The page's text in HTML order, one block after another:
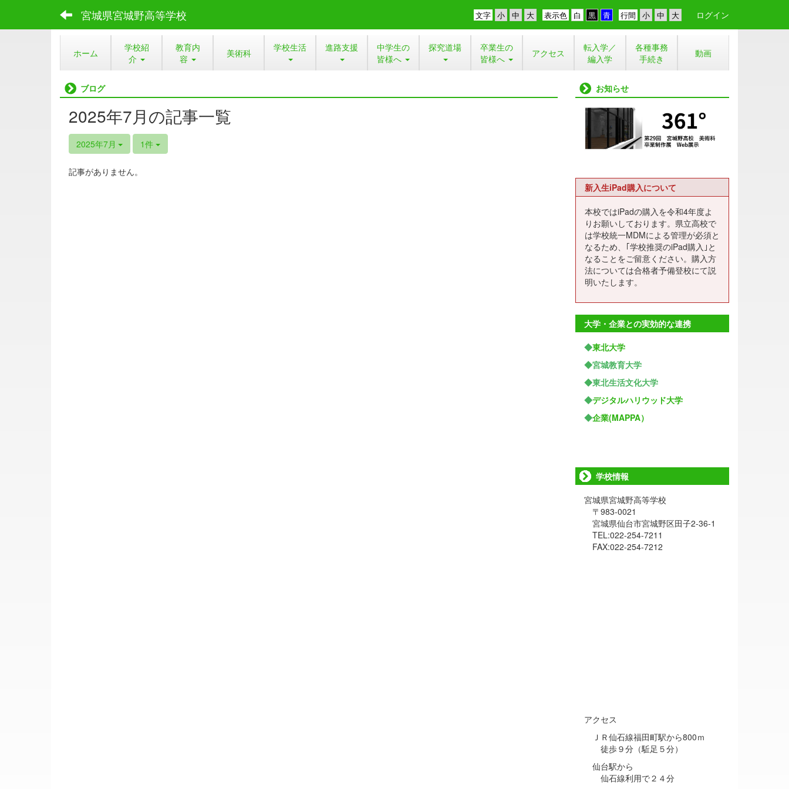
宮城県宮城野高等学校 行間
表示色
文字 ログイン
ホーム
学校紹
介
教育内
容
美術科 学校生活 進路支援
中学生の
皆様へ
探究道場
卒業生の
皆様へ
アクセス
転入学／
編入学
各種事務
手続き
動画
ブログ
2025年7月の記事一覧
2025年7月 1件
記事がありません。
お知らせ
新入生iPad購入について
本校ではiPadの購入を令和4年度よ
りお願いしております。県立高校で
は学校統一MDMによる管理が必須と
なるため、｢学校推奨のiPad購入｣と
なることをご留意ください。購入方
法については合格者予備登校にて説
明いたします。
大学・企業との実効的な連携
◆東北大学
◆宮城教育大学
◆東北生活文化大学
◆デジタルハリウッド大学
◆企業(MAPPA）
学校情報
宮城県宮城野高等学校
〒983-0021
宮城県仙台市宮城野区田子2-36-1
TEL:022-254-7211
FAX:022-254-7212
アクセス
ＪＲ仙石線福田町駅から800ｍ
徒歩９分（駈足５分）
仙台駅から
仙石線利用で２４分